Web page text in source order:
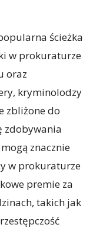
ścieżka
w prokuraturze
oraz
kryminolodzy
zbliżone do
zdobywania
znacznie
w prokuraturze
premie za
takich jak